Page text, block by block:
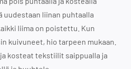
uudestaan liinan puhtaalla
liima on poistettu. Kun
kuivuneet, hio tarpeen mukaan.
kosteat tekstiilit saippualla ja